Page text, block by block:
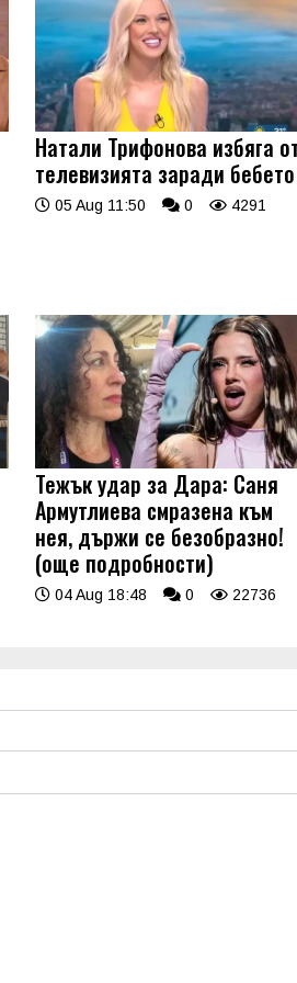
Натали Трифонова избяга
телевизията заради бебето
05 Aug 11:50 0 4291
Тежък удар за Дара: Саня
Армутлиева смразена към
нея, държи се безобразно!
(още подробности)
04 Aug 18:48 0 22736